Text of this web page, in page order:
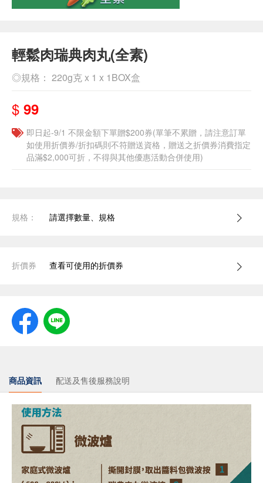
輕鬆肉瑞典肉丸(全素)
◎規格： 220g克 x 1 x 1BOX盒
$ 99
即日起-9/1 不限金額下單贈$200券(單筆不累贈，請注意訂單
如使用折價券/折扣碼則不符贈送資格，贈送之折價券消費指定
品滿$2,000可折，不得與其他優惠活動合併使用)
規格： 請選擇數量、規格
折價券 查看可使用的折價券
商品資訊 配送及售後服務說明